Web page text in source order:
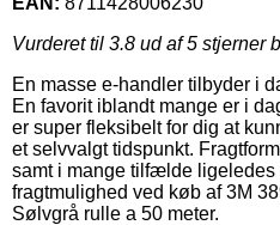
Vurderet til 3.8 ud af 5 stjerner
En masse e-handler tilbyder i
En favorit iblandt mange er i
er super fleksibelt for dig at
et selvvalgt tidspunkt.
samt i mange tilfælde ligeledes
fragtmulighed ved køb af 3M
Sølvgrå rulle a 50 meter.